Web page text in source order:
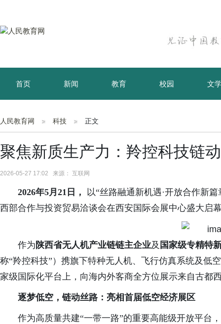
首页 新闻 教育 校园 文
育儿 资讯
人民教育网 科技 正文
聚焦新质生产力：羚控科技链
2026-05-27 17:02 来源： 互联网
2026年5月21日，
以“丝路融通新机遇·开放合作新
西部合作与投资贸易洽谈会在西安国际会展中心盛大启
作为 陕西省无人机产业链链主企业及 国家级专精特
称“羚控科技”）携旗下特种无人机、飞行仿真系统及低
家级国际化平台上，向海内外客商全方位展示来自古都
逐梦低空，链动丝路：亮相首届低空经济展区
作为高质量共建“一带一路”的重要高能级开放平台